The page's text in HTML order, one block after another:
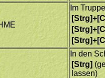
Im
In den
[Strg]
lassen)